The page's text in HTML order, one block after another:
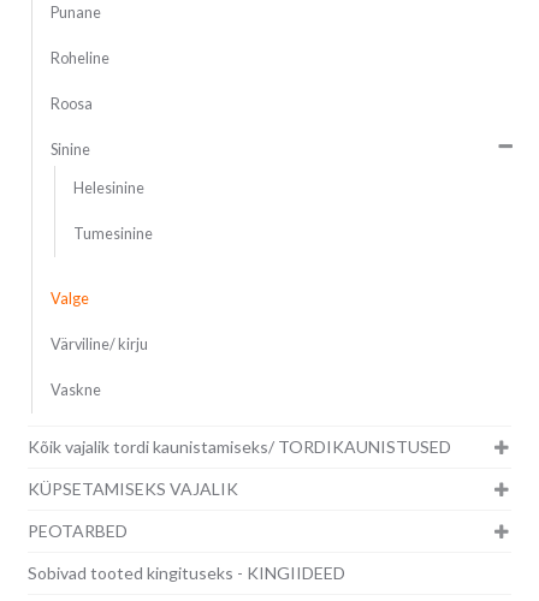
Punane
Roheline
Roosa
Sinine
Helesinine
Tumesinine
Valge
Värviline/ kirju
Vaskne
Kõik vajalik tordi kaunistamiseks/ TORDIKAUNISTUSED
KÜPSETAMISEKS VAJALIK
PEOTARBED
Sobivad tooted kingituseks - KINGIIDEED